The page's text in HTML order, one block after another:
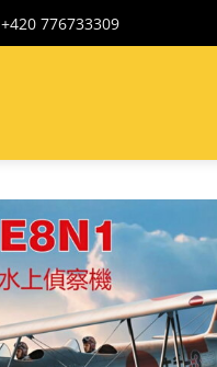
+420 776733309